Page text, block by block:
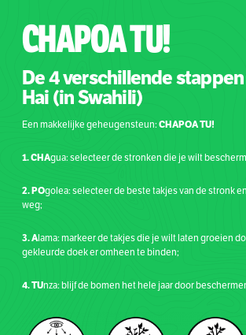
CHAPOATU!
De 4 verschillende
Hai (in Swahili)
Een makkelijke geheugensteun:CHAPOA TU!
1. CHAgua: selecteer de stronken die je wilt
2. POgolea: selecteer de beste takjes van de stronk
weg;
3. Alama: markeer de takjes die je wilt laten groeien
gekleurde doek er omheen te binden;
4. TUnza: blijf de bomen het hele jaar door